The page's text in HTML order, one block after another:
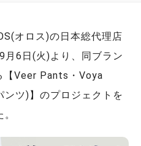
オロス)の日本総代理店
月6日(火)より、同ブラン
【Veer Pants・Voya
ツ)】のプロジェクトを
。